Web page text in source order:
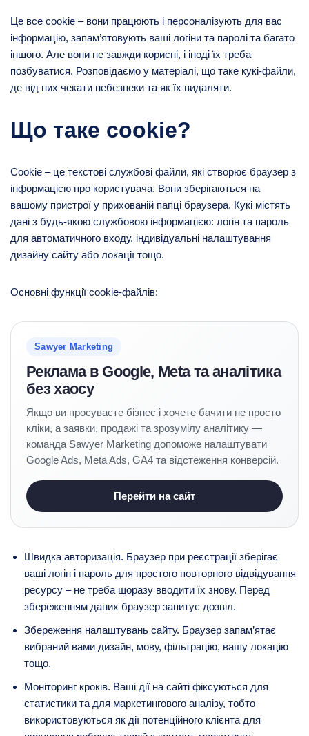
Це все cookie – вони працюють і персоналізують для вас
інформацію, запам’ятовують ваші логіни та паролі та багато
іншого. Але вони не завжди корисні, і іноді їх треба
позбуватися. Розповідаємо у матеріалі, що таке кукі-файли,
де від них чекати небезпеки та як їх видаляти.
Що таке cookie?
Cookie – це текстові службові файли, які створює браузер з
інформацією про користувача. Вони зберігаються на
вашому пристрої у прихованій папці браузера. Кукі містять
дані з будь-якою службовою інформацією: логін та пароль
для автоматичного входу, індивідуальні налаштування
дизайну сайту або локації тощо.
Основні функції cookie-файлів:
Sawyer Marketing
Реклама в Google, Meta та аналітика
без хаосу
Якщо ви просуваєте бізнес і хочете бачити не просто
кліки, а заявки, продажі та зрозумілу аналітику —
команда Sawyer Marketing допоможе налаштувати
Google Ads, Meta Ads, GA4 та відстеження конверсій.
Перейти на сайт
Швидка авторизація. Браузер при реєстрації зберігає
ваші логін і пароль для простого повторного відвідування
ресурсу – не треба щоразу вводити їх знову. Перед
збереженням даних браузер запитує дозвіл.
Збереження налаштувань сайту. Браузер запам’ятає
вибраний вами дизайн, мову, фільтрацію, вашу локацію
тощо.
Моніторинг кроків. Ваші дії на сайті фіксуються для
статистики та для маркетингового аналізу, тобто
використовуються як дії потенційного клієнта для